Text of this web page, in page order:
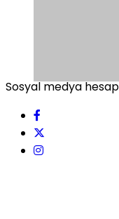
Sosyal medya